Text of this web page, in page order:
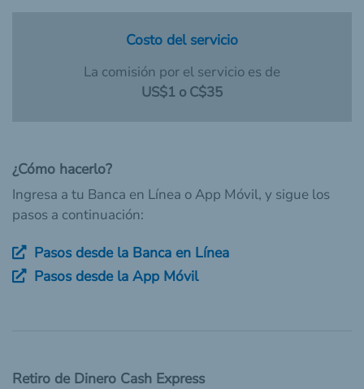
Costo del servicio
La comisión por el servicio es de
US$1 o C$35
¿Cómo hacerlo?
Ingresa a tu Banca en Línea o App Móvil, y sigue los
pasos a continuación:
Pasos desde la Banca en Línea
Pasos desde la App Móvil
Retiro de Dinero Cash Express